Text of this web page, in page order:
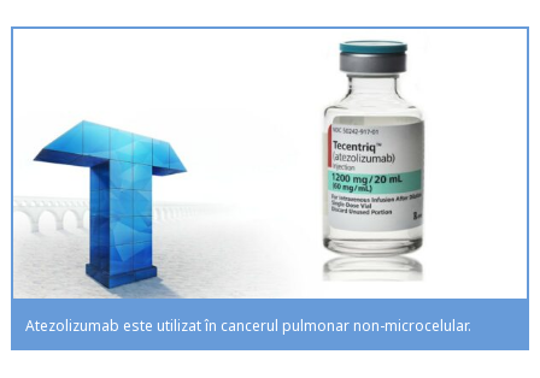
Atezolizumab este utilizat în cancerul pulmonar non-microcelular.